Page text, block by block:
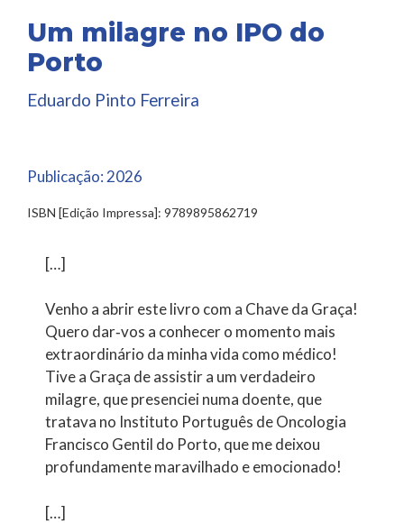
Um milagre no IPO do
Porto
Eduardo Pinto Ferreira
Publicação: 2026
ISBN [Edição Impressa]: 9789895862719
[…]
Venho a abrir este livro com a Chave da Graça!
Quero dar‑vos a conhecer o momento mais
extraordinário da minha vida como médico!
Tive a Graça de assistir a um verdadeiro
milagre, que presenciei numa doente, que
tratava no Instituto Português de Oncologia
Francisco Gentil do Porto, que me deixou
profundamente maravilhado e emocionado!
[…]